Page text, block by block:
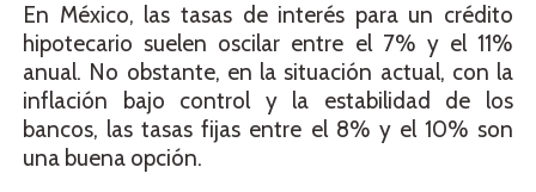
En México, las tasas de interés para un crédito
hipotecario suelen oscilar entre el 7% y el 11%
anual. No obstante, en la situación actual, con la
inflación bajo control y la estabilidad de los
bancos, las tasas fijas entre el 8% y el 10% son
una buena opción.